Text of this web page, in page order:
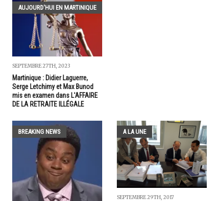
AUJOURD'HUI EN MARTINIQUE
SEPTEMBRE 27TH, 2023
Martinique : Didier Laguerre,
Serge Letchimy et Max Bunod
mis en examen dans L'AFFAIRE
DE LA RETRAITE ILLÉGALE
BREAKING NEWS A LA UNE
SEPTEMBRE 29TH, 2017